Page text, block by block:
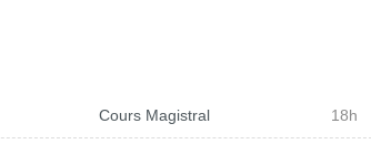
Cours Magistral 18h